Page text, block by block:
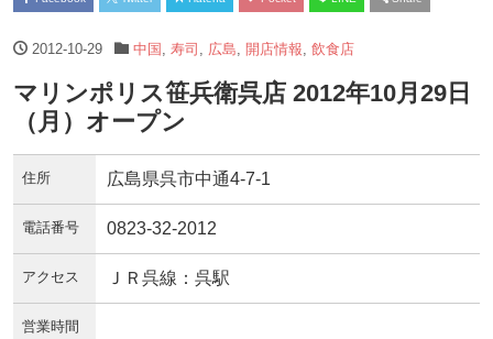
2012-10-29 中国 寿司 広島 開店情報 飲食店
マリンポリス笹兵衛呉店 2012年10月29日
（月）オープン
住所 広島県呉市中通4-7-1
電話番号 0823-32-2012
アクセス ＪＲ呉線：呉駅
営業時間